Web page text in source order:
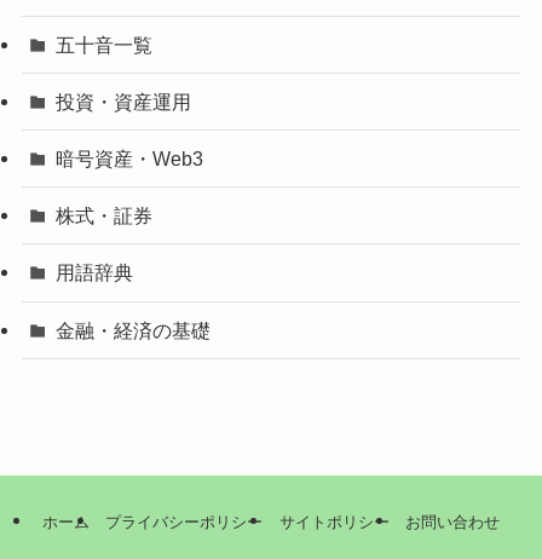
五十音一覧
投資・資産運用
暗号資産・Web3
株式・証券
用語辞典
金融・経済の基礎
ホーム プライバシーポリシー サイトポリシー お問い合わせ